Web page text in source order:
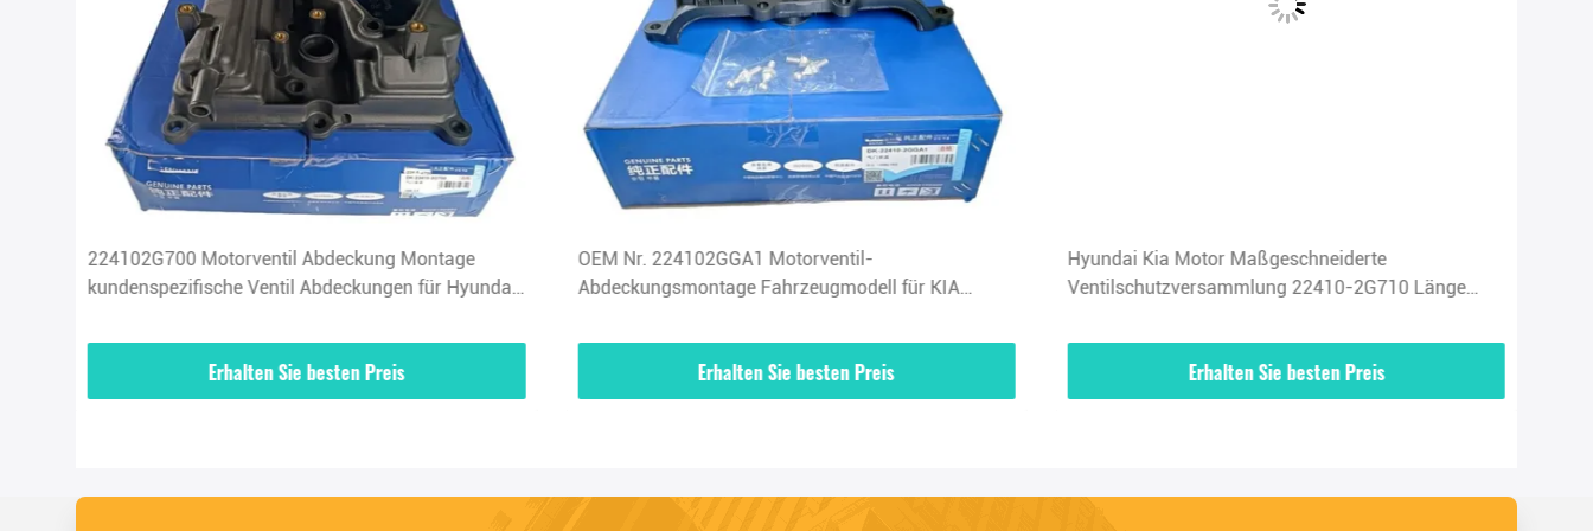
224102G700 Motorventil Abdeckung Montage
kundenspezifische Ventil Abdeckungen für Hyundai
Erhalten Sie besten Preis
OEM Nr. 224102GGA1 Motorventil-
Abdeckungsmontage Fahrzeugmodell für KIA
Erhalten Sie besten Preis
Hyundai Kia Motor Maßgeschneiderte
Ventilschutzversammlung 22410-2G710 Länge
Erhalten Sie besten Preis